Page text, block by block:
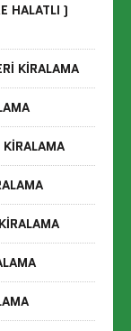
HALATLI )
KIRALAMA